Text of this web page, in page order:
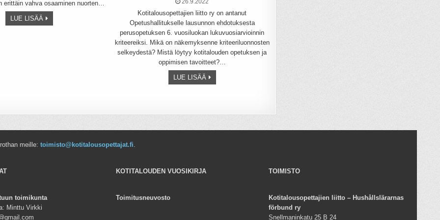
erittäin vahva osaaminen nuorten…
LUE LISÄÄ
26.9.2022
Kotitalousopettajien liitto ry on antanut
Opetushallitukselle lausunnon ehdotuksesta
perusopetuksen 6. vuosiluokan lukuvuosiarvioinnin
kriteereiksi. Mikä on näkemyksenne kriteeriluonnosten
selkeydestä? Mistä löytyy kotitalouden opetuksen ja
oppimisen tavoitteet?…
LUE LISÄÄ
meille: toimisto@kotitalousopettajat.fi.
toimikunta
Minttu Virkki
KOTITALOUDEN VUOSIKIRJA
Toimitusneuvosto
TOIMISTO
Kotitalousopettajien liitto – Hushållslärarnas
förbund ry
Snellmaninkatu 25 B 24